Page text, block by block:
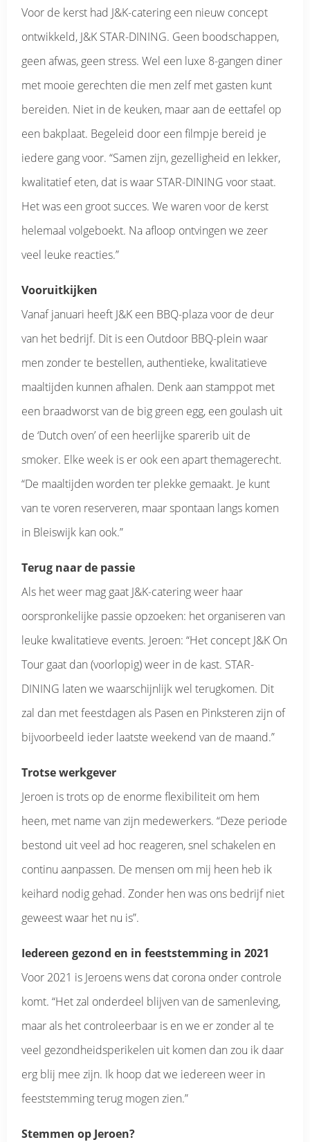
Voor de kerst had J&K-catering een nieuw concept
ontwikkeld, J&K STAR-DINING. Geen boodschappen,
geen afwas, geen stress. Wel een luxe 8-gangen diner
met mooie gerechten die men zelf met gasten kunt
bereiden. Niet in de keuken, maar aan de eettafel op
een bakplaat. Begeleid door een filmpje bereid je
iedere gang voor. “Samen zijn, gezelligheid en lekker,
kwalitatief eten, dat is waar STAR-DINING voor staat.
Het was een groot succes. We waren voor de kerst
helemaal volgeboekt. Na afloop ontvingen we zeer
veel leuke reacties.”
Vooruitkijken
Vanaf januari heeft J&K een BBQ-plaza voor de deur
van het bedrijf. Dit is een Outdoor BBQ-plein waar
men zonder te bestellen, authentieke, kwalitatieve
maaltijden kunnen afhalen. Denk aan stamppot met
een braadworst van de big green egg, een goulash uit
de ‘Dutch oven’ of een heerlijke sparerib uit de
smoker. Elke week is er ook een apart themagerecht.
“De maaltijden worden ter plekke gemaakt. Je kunt
van te voren reserveren, maar spontaan langs komen
in Bleiswijk kan ook.”
Terug naar de passie
Als het weer mag gaat J&K-catering weer haar
oorspronkelijke passie opzoeken: het organiseren van
leuke kwalitatieve events. Jeroen: “Het concept J&K On
Tour gaat dan (voorlopig) weer in de kast. STAR-
DINING laten we waarschijnlijk wel terugkomen. Dit
zal dan met feestdagen als Pasen en Pinksteren zijn of
bijvoorbeeld ieder laatste weekend van de maand.”
Trotse werkgever
Jeroen is trots op de enorme flexibiliteit om hem
heen, met name van zijn medewerkers. “Deze periode
bestond uit veel ad hoc reageren, snel schakelen en
continu aanpassen. De mensen om mij heen heb ik
keihard nodig gehad. Zonder hen was ons bedrijf niet
geweest waar het nu is”.
Iedereen gezond en in feeststemming in 2021
Voor 2021 is Jeroens wens dat corona onder controle
komt. “Het zal onderdeel blijven van de samenleving,
maar als het controleerbaar is en we er zonder al te
veel gezondheidsperikelen uit komen dan zou ik daar
erg blij mee zijn. Ik hoop dat we iedereen weer in
feeststemming terug mogen zien.”
Stemmen op Jeroen?